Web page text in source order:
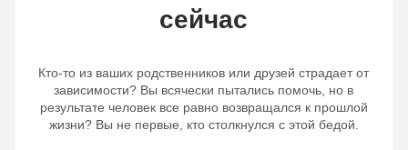
сейчас
Кто-то из ваших родственников или друзей страдает от
зависимости? Вы всячески пытались помочь, но в
результате человек все равно возвращался к прошлой
жизни? Вы не первые, кто столкнулся с этой бедой.